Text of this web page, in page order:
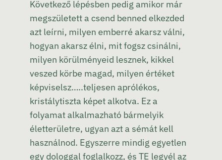
Következő lépésben pedig amikor már
megszületett a csend benned elkezded
azt leírni, milyen emberré akarsz válni,
hogyan akarsz élni, mit fogsz csinálni,
milyen körülményeid lesznek, kikkel
veszed körbe magad, milyen értéket
képviselsz…..teljesen aprólékos,
kristálytiszta képet alkotva. Ez a
folyamat alkalmazható bármelyik
életterületre, ugyan azt a sémát kell
használnod. Egyszerre mindig egyetlen
egy dologgal foglalkozz, és TE legyél az